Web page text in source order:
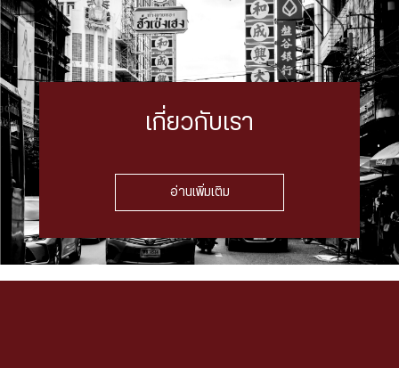
เกี่ยวกับเรา
อ่านเพิ่มเติม